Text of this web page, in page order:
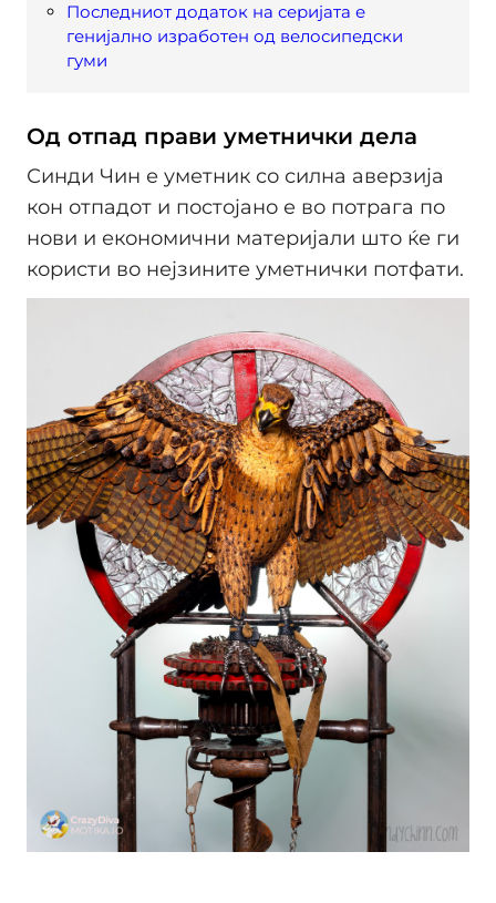
Последниот додаток на серијата е
генијално изработен од велосипедски
гуми
Од отпад прави уметнички дела
Синди Чин е уметник со силна аверзија
кон отпадот и постојано е во потрага по
нови и економични материјали што ќе ги
користи во нејзините уметнички потфати.